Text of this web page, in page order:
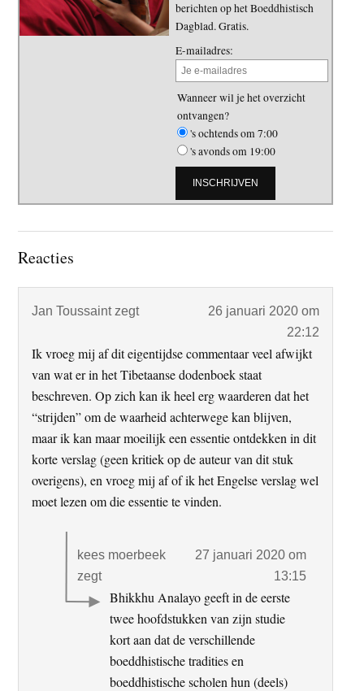
berichten op het Boeddhistisch
Dagblad. Gratis.
E-mailadres:
Wanneer wil je het overzicht
ontvangen?
's ochtends om 7:00
's avonds om 19:00
Lees
Reacties
Jan Toussaint zegt
26 januari 2020 om
22:12
Ik vroeg mij af dit eigentijdse commentaar veel afwijkt
van wat er in het Tibetaanse dodenboek staat
beschreven. Op zich kan ik heel erg waarderen dat het
“strijden” om de waarheid achterwege kan blijven,
maar ik kan maar moeilijk een essentie ontdekken in dit
korte verslag (geen kritiek op de auteur van dit stuk
overigens), en vroeg mij af of ik het Engelse verslag wel
moet lezen om die essentie te vinden.
kees moerbeek
zegt
27 januari 2020 om
13:15
Bhikkhu Analayo geeft in de eerste
twee hoofdstukken van zijn studie
kort aan dat de verschillende
boeddhistische tradities en
boeddhistische scholen hun (deels)